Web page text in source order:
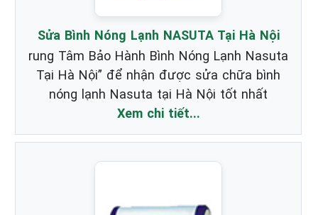
Sửa Bình Nóng Lạnh NASUTA Tại Hà Nội
rung Tâm Bảo Hành Bình Nóng Lạnh Nasuta
Tại Hà Nội” để nhận được sửa chữa bình
nóng lạnh Nasuta tại Hà Nội tốt nhất
Xem chi tiết...